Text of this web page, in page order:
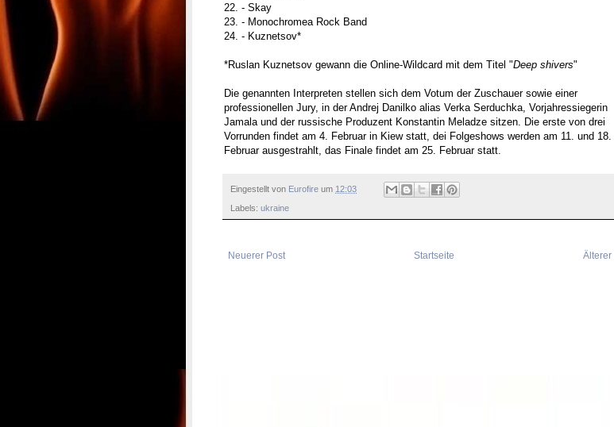
22. - Skay
23. - Monochromea Rock Band
24. - Kuznetsov*
*Ruslan Kuznetsov gewann die Online-Wildcard mit dem Titel "Deep shivers"
Die genannten Interpreten stellen sich dem Votum der Zuschauer sowie einer
professionellen Jury, in der Andrej Danilko alias Verka Serduchka, Vorjahressiegerin
Jamala und der russische Produzent Konstantin Meladze sitzen. Die erste von drei
Vorrunden findet am 4. Februar in Kiew statt, dei Folgeshows werden am 11. und 18.
Februar ausgestrahlt, das Finale findet am 25. Februar statt.
Eingestellt von Eurofire um 12:03
Labels: ukraine
Neuerer Post Älterer
Startseite